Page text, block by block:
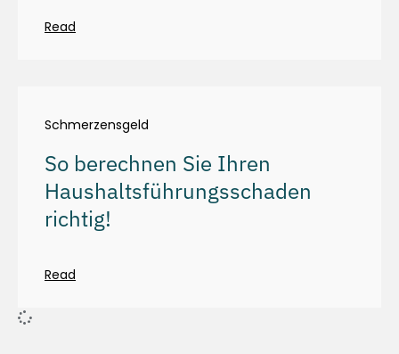
Read
Schmerzensgeld
So berechnen Sie Ihren
Haushaltsführungsschaden
richtig!
Read